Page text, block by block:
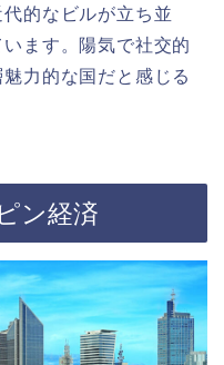
的なビルが立ち並
ます。陽気で社交的
力的な国だと感じる
ン経済